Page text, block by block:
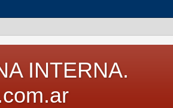
INTERNA.